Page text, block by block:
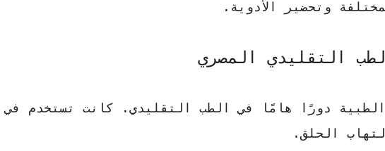
وتحضير الأدوية.
التقليدي المصري
دورًا هامًا في الطب التقليدي. كانت تستخدم في
الحلق.